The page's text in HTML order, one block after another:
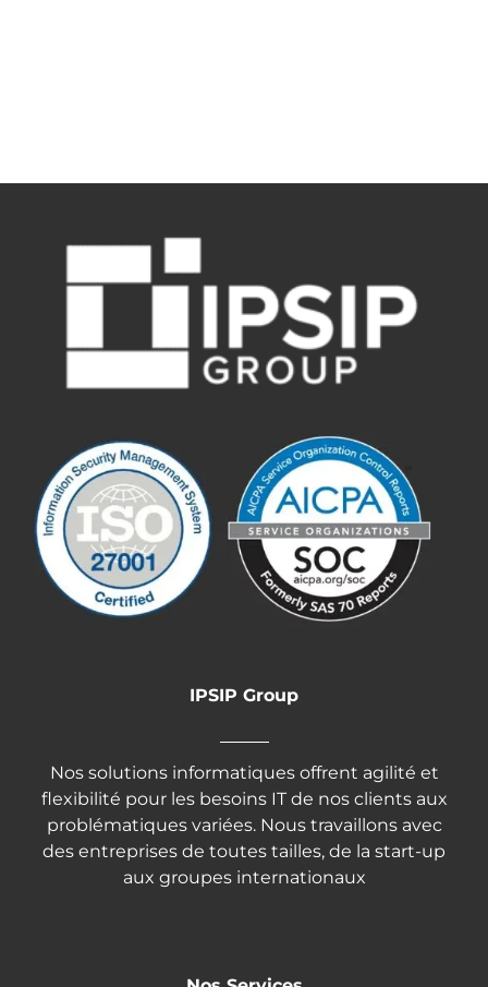
IPSIP Group
Nos solutions informatiques offrent agilité et
flexibilité pour les besoins IT de nos clients aux
problématiques variées. Nous travaillons avec
des entreprises de toutes tailles, de la start-up
aux groupes internationaux